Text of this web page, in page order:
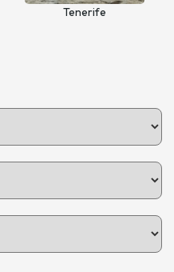
Tenerife